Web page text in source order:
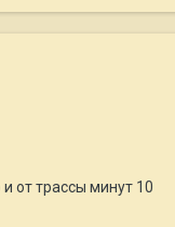
от трассы минут 10